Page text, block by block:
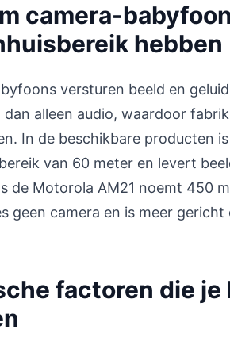
camera-
hebben
versturen beeld en
alleen audio, waardoor
In de beschikbare producten
van 60 meter en levert
de Motorola AM21 noemt 450
geen camera en is meer
factoren die